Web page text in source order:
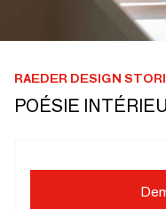
RAEDER DESIGN
POÉSIE